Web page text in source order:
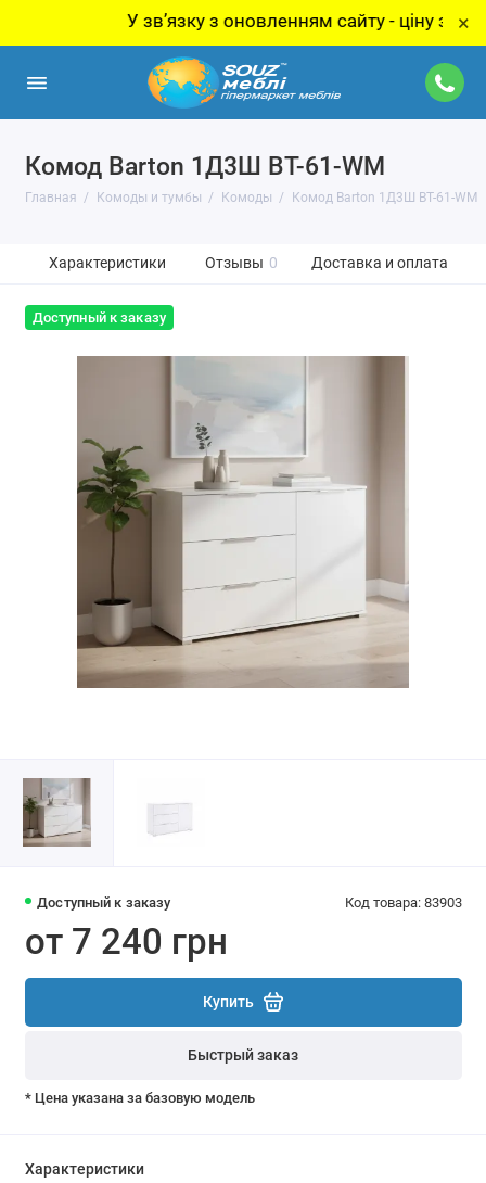
У звʼязку з оновленням сайту - ціну за ×
Комод Barton 1Д3Ш BT-61-WM
Главная Комоды и тумбы Комоды Комод Barton 1Д3Ш BT-61-WM
Характеристики Отзывы 0 Доставка и оплата
Доступный к заказу
Доступный к заказу Код товара: 83903
от 7 240 грн
Купить
Быстрый заказ
* Цена указана за базовую модель
Характеристики